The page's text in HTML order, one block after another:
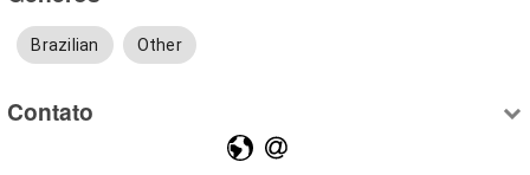
Brazilian Other
Contato